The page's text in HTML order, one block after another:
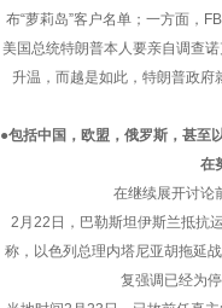
布“萝莉岛”客户名单；一方面，
美国总统特朗普本人要亲自调查
升温，而越是如此，特朗普政府
●包括中国，欧盟，俄罗斯，甚至
在
在继续展开讨论
2月22日，巴勒斯坦伊斯兰抵抗
称，以色列总理内塔尼亚胡拖延
复强调已经为